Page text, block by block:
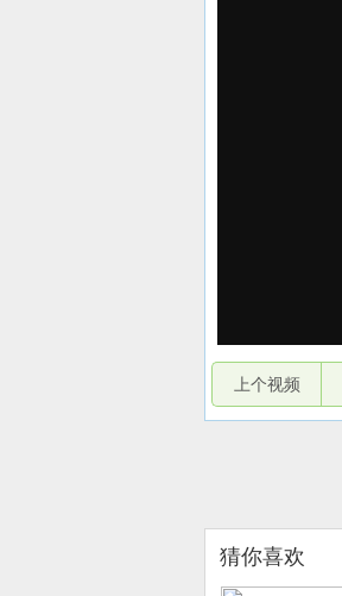
上个视频
猜你喜欢